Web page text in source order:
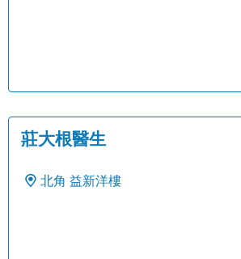
莊大根醫生
北角 益新洋樓